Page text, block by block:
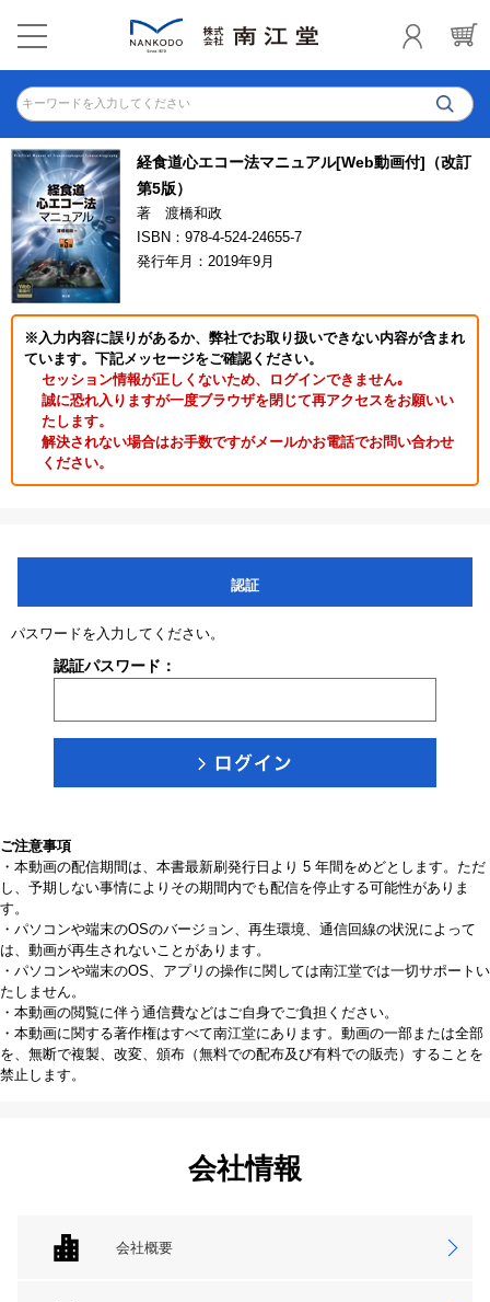
キーワードを入力してください
経食道心エコー法マニュアル[Web動画付]（改訂
第5版）
著 渡橋和政
ISBN：978-4-524-24655-7
発行年月：2019年9月
※入力内容に誤りがあるか、弊社でお取り扱いできない内容が含まれ
ています。下記メッセージをご確認ください。
セッション情報が正しくないため、ログインできません｡
誠に恐れ入りますが一度ブラウザを閉じて再アクセスをお願いい
たします。
解決されない場合はお手数ですがメールかお電話でお問い合わせ
ください。
認証
パスワードを入力してください。
認証パスワード：
ご注意事項
・本動画の配信期間は、本書最新刷発行日より 5 年間をめどとします。ただ
し、予期しない事情によりその期間内でも配信を停止する可能性がありま
す。
・パソコンや端末のOSのバージョン、再生環境、通信回線の状況によって
は、動画が再生されないことがあります。
・パソコンや端末のOS、アプリの操作に関しては南江堂では一切サポートい
たしません。
・本動画の閲覧に伴う通信費などはご自身でご負担ください。
・本動画に関する著作権はすべて南江堂にあります。動画の一部または全部
を、無断で複製、改変、頒布（無料での配布及び有料での販売）することを
禁止します。
会社情報
会社概要